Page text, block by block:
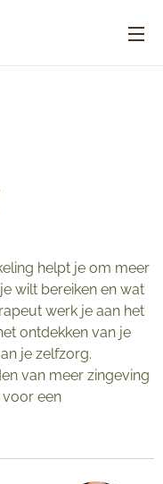
helpt je om meer
wilt bereiken en wat
werk je aan het
ontdekken van je
je zelfzorg.
van meer zingeving
voor een